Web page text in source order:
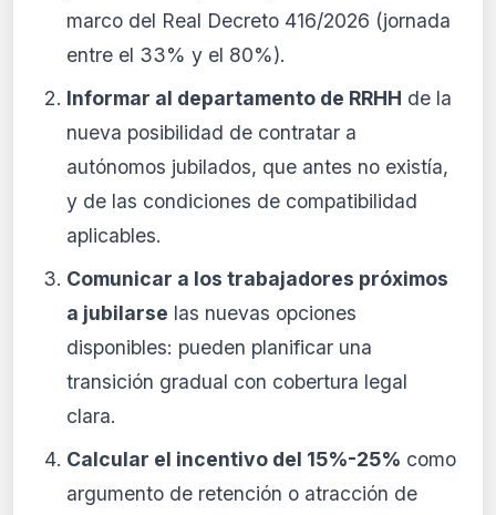
marco del Real Decreto 416/2026 (jornada
entre el 33% y el 80%).
Informar al departamento de RRHH de la
nueva posibilidad de contratar a
autónomos jubilados, que antes no existía,
y de las condiciones de compatibilidad
aplicables.
Comunicar a los trabajadores próximos
a jubilarse las nuevas opciones
disponibles: pueden planificar una
transición gradual con cobertura legal
clara.
Calcular el incentivo del 15%-25% como
argumento de retención o atracción de